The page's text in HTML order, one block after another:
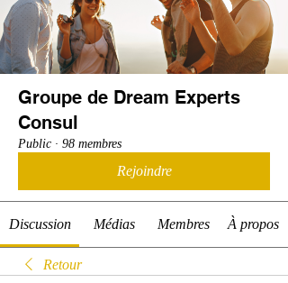
Groupe de Dream Experts
Consul
Public · 98 membres
Rejoindre
Discussion Médias Membres À propos
Retour